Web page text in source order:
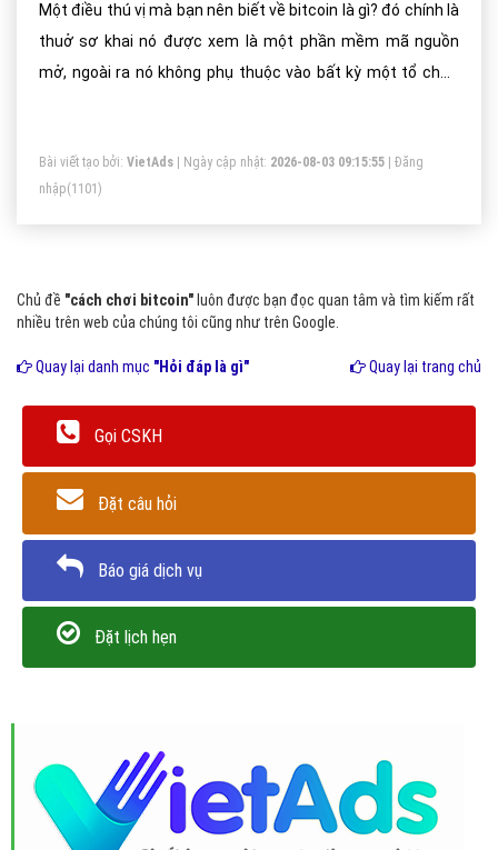
Một điều thú vị mà bạn nên biết về bitcoin là gì? đó chính là
thuở sơ khai nó được xem là một phần mềm mã nguồn
mở, ngoài ra nó không phụ thuộc vào bất kỳ một tổ chức
đều ở trạng thái nặc danh, họ không thể sờ hay cầm nắm
được nó. Bạn chỉ có thể lưu trữ được nó bằng các ví lưu trữ
trực tuyến ở trên mạng nên đôi lúc sẽ bị rủi ro hack.
Bài viết tạo bởi: VietAds | Ngày cập nhật: 2026-08-03 09:15:55
Đăng
nhập(1101)
Chủ đề "cách chơi bitcoin" luôn được bạn đọc quan tâm và tìm kiếm rất
nhiều trên web của chúng tôi cũng như trên Google.
Quay lại danh mục "Hỏi đáp là gì" Quay lại trang chủ
Gọi CSKH
Đặt câu hỏi
Báo giá dịch vụ
Đặt lịch hẹn